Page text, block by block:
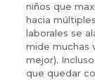
niños que
hacia
laborales se
mide muchas
mejor).
que quedar